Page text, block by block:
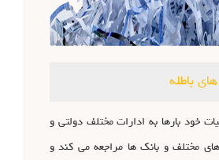
باطله
خود بارها به ادارات مختلف دولتی و
مختلف و بانک ها مراجعه می کند و